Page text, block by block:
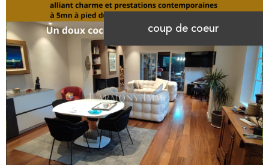
coup de coeur